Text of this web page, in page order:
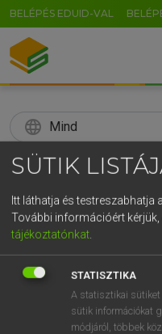
BELÉPÉS EDUID-VAL
language Mind
search
Díjmentes angol
fn monológ
SÜTIK
Itt láthatja és
További információért kérjük,
tájékoztatónkat
STATISZTIKA
A statisztikai sütiket
sütik információkat
módjáról, többek
GR
5 6 7 8
r t z u
k l
n m ,